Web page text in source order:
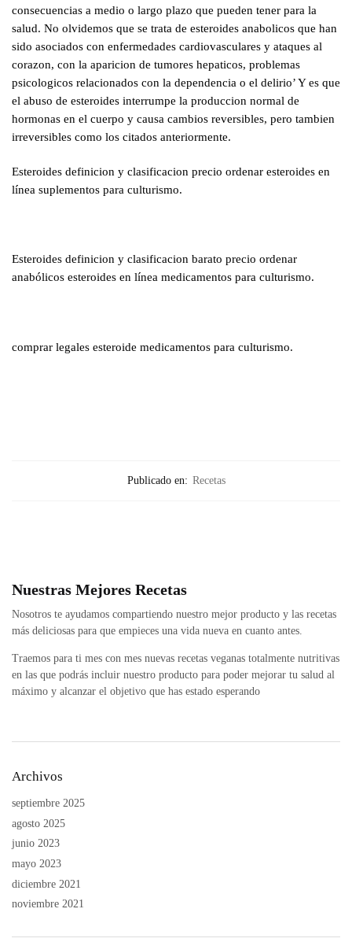
consecuencias a medio o largo plazo que pueden tener para la
salud. No olvidemos que se trata de esteroides anabolicos que han
sido asociados con enfermedades cardiovasculares y ataques al
corazon, con la aparicion de tumores hepaticos, problemas
psicologicos relacionados con la dependencia o el delirio’ Y es que
el abuso de esteroides interrumpe la produccion normal de
hormonas en el cuerpo y causa cambios reversibles, pero tambien
irreversibles como los citados anteriormente.
Esteroides definicion y clasificacion precio ordenar esteroides en
línea suplementos para culturismo.
Esteroides definicion y clasificacion barato precio ordenar
anabólicos esteroides en línea medicamentos para culturismo.
comprar legales esteroide medicamentos para culturismo.
Publicado en: Recetas
Nuestras Mejores Recetas
Nosotros te ayudamos compartiendo nuestro mejor producto y las recetas
más deliciosas para que empieces una vida nueva en cuanto antes.
Traemos para ti mes con mes nuevas recetas veganas totalmente nutritivas
en las que podrás incluir nuestro producto para poder mejorar tu salud al
máximo y alcanzar el objetivo que has estado esperando
Archivos
septiembre 2025
agosto 2025
junio 2023
mayo 2023
diciembre 2021
noviembre 2021